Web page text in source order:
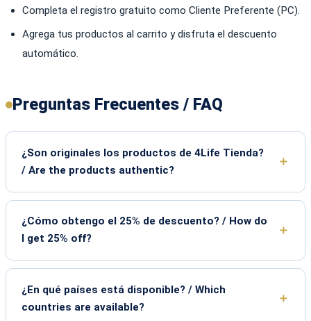
Completa el registro gratuito como Cliente Preferente (PC).
Agrega tus productos al carrito y disfruta el descuento
automático.
Preguntas Frecuentes / FAQ
¿Son originales los productos de 4Life Tienda?
/ Are the products authentic?
¿Cómo obtengo el 25% de descuento? / How do
I get 25% off?
¿En qué países está disponible? / Which
countries are available?